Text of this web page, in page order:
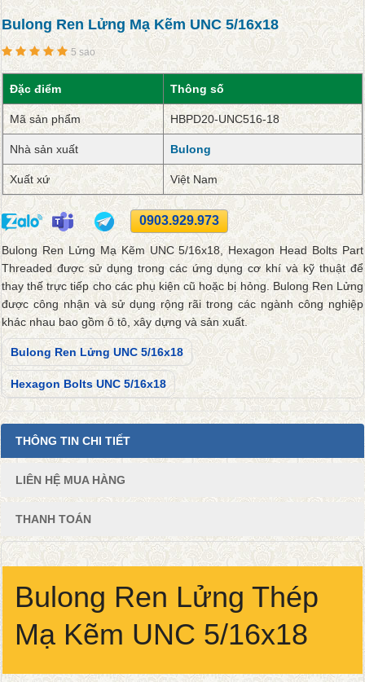
Bulong Ren Lửng Mạ Kẽm UNC 5/16x18
5 sao
Đặc điểm Thông số
Mã sản phẩm HBPD20-UNC516-18
Nhà sản xuất Bulong
Xuất xứ Việt Nam
0903.929.973
Bulong Ren Lửng Mạ Kẽm UNC 5/16x18, Hexagon Head Bolts Part
Threaded được sử dụng trong các ứng dụng cơ khí và kỹ thuật để
thay thế trực tiếp cho các phụ kiện cũ hoặc bị hỏng. Bulong Ren Lửng
được công nhận và sử dụng rộng rãi trong các ngành công nghiệp
khác nhau bao gồm ô tô, xây dựng và sản xuất.
Bulong Ren Lửng UNC 5/16x18
Hexagon Bolts UNC 5/16x18
THÔNG TIN CHI TIẾT
LIÊN HỆ MUA HÀNG
THANH TOÁN
Bulong Ren Lửng Thép
Mạ Kẽm UNC 5/16x18